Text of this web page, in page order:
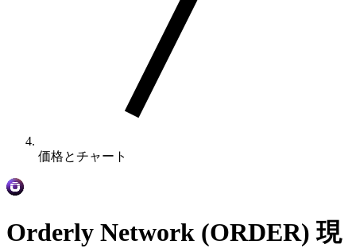
価格とチャート
Orderly Network (ORDER) 現